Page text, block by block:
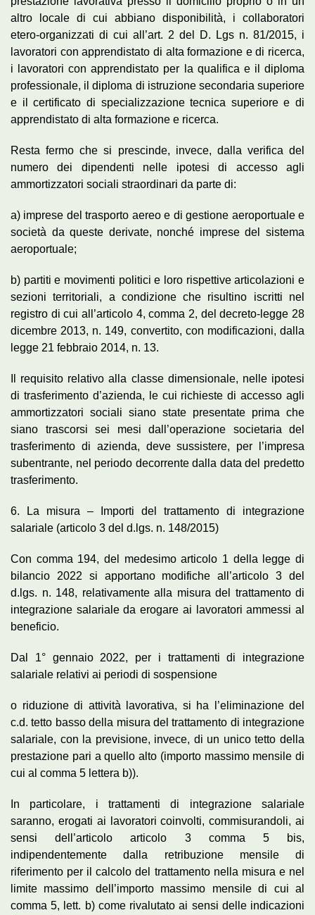
altro locale di cui abbiano disponibilità, i collaboratori
etero-organizzati di cui all’art. 2 del D. Lgs n. 81/2015, i
lavoratori con apprendistato di alta formazione e di ricerca,
i lavoratori con apprendistato per la qualifica e il diploma
professionale, il diploma di istruzione secondaria superiore
e il certificato di specializzazione tecnica superiore e di
apprendistato di alta formazione e ricerca.
Resta fermo che si prescinde, invece, dalla verifica del
numero dei dipendenti nelle ipotesi di accesso agli
ammortizzatori sociali straordinari da parte di:
a) imprese del trasporto aereo e di gestione aeroportuale e
società da queste derivate, nonché imprese del sistema
aeroportuale;
b) partiti e movimenti politici e loro rispettive articolazioni e
sezioni territoriali, a condizione che risultino iscritti nel
registro di cui all’articolo 4, comma 2, del decreto-legge 28
dicembre 2013, n. 149, convertito, con modificazioni, dalla
legge 21 febbraio 2014, n. 13.
Il requisito relativo alla classe dimensionale, nelle ipotesi
di trasferimento d’azienda, le cui richieste di accesso agli
ammortizzatori sociali siano state presentate prima che
siano trascorsi sei mesi dall’operazione societaria del
trasferimento di azienda, deve sussistere, per l’impresa
subentrante, nel periodo decorrente dalla data del predetto
trasferimento.
6. La misura – Importi del trattamento di integrazione
salariale (articolo 3 del d.lgs. n. 148/2015)
Con comma 194, del medesimo articolo 1 della legge di
bilancio 2022 si apportano modifiche all’articolo 3 del
d.lgs. n. 148, relativamente alla misura del trattamento di
integrazione salariale da erogare ai lavoratori ammessi al
beneficio.
Dal 1° gennaio 2022, per i trattamenti di integrazione
salariale relativi ai periodi di sospensione
o riduzione di attività lavorativa, si ha l’eliminazione del
c.d. tetto basso della misura del trattamento di integrazione
salariale, con la previsione, invece, di un unico tetto della
prestazione pari a quello alto (importo massimo mensile di
cui al comma 5 lettera b)).
In particolare, i trattamenti di integrazione salariale
saranno, erogati ai lavoratori coinvolti, commisurandoli, ai
sensi dell’articolo articolo 3 comma 5 bis,
indipendentemente dalla retribuzione mensile di
riferimento per il calcolo del trattamento nella misura e nel
limite massimo dell’importo massimo mensile di cui al
comma 5, lett. b) come rivalutato ai sensi delle indicazioni